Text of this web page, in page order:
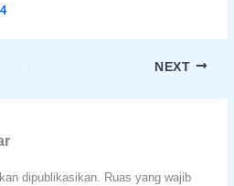
NEXT
dipublikasikan. Ruas yang wajib